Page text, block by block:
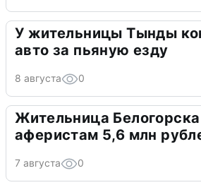
У жительницы Тынды
авто за пьяную езду
8 августа 0
Жительница
аферистам 5,6 млн
7 августа 0